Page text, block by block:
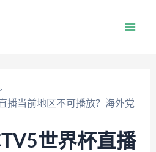
播当前地区不可播放？海外党
世界杯直播